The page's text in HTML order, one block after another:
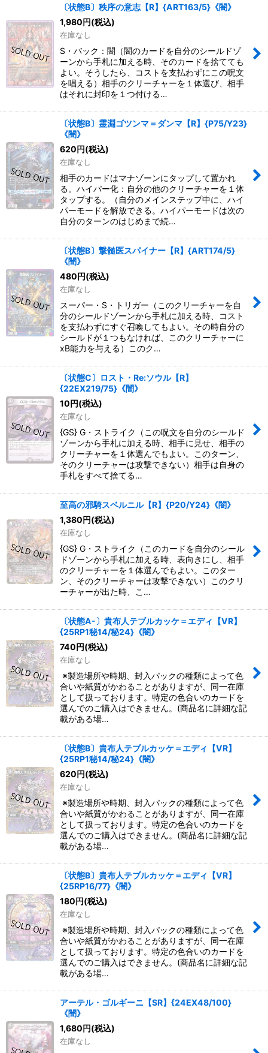
〔状態B〕秩序の意志【R】{ART163/5}《闇》
1,980 円(税込)
在庫なし
S・バック：闇（闇のカードを自分のシールドゾ
ーンから手札に加える時、そのカードを捨てても
よい。そうしたら、コストを支払わずにこの呪文
を唱える）相手のクリーチャーを１体選び、相手
はそれに封印を１つ付ける…
〔状態B〕霊淵ゴツンマ＝ダンマ【R】{P75/Y23}
《闇》
620 円(税込)
在庫なし
相手のカードはマナゾーンにタップして置かれ
る。ハイパー化：自分の他のクリーチャーを１体
タップする。（自分のメインステップ中に、ハイ
パーモードを解放できる。ハイパーモードは次の
自分のターンのはじめまで続…
〔状態B〕撃髄医スパイナー【R】{ART174/5}
《闇》
480 円(税込)
在庫なし
スーパー・S・トリガー（このクリーチャーを自
分のシールドゾーンから手札に加える時、コスト
を支払わずにすぐ召喚してもよい。その時自分の
シールドが１つもなければ、このクリーチャーに
xB能力を与える）このク…
〔状態C〕ロスト・Re:ソウル【R】
{22EX219/75}《闇》
10 円(税込)
在庫なし
{GS} G・ストライク（この呪文を自分のシールド
ゾーンから手札に加える時、相手に見せ、相手の
クリーチャーを１体選んでもよい。このターン、
そのクリーチャーは攻撃できない）相手は自身の
手札をすべて捨てる…
至高の邪騎スベルニル【R】{P20/Y24}《闇》
1,380 円(税込)
在庫なし
{GS} G・ストライク（このカードを自分のシール
ドゾーンから手札に加える時、表向きにし、相手
のクリーチャーを１体選んでもよい。このター
ン、そのクリーチャーは攻撃できない）このクリ
ーチャーが出た時、こ…
〔状態A-〕貴布人テブルカッケ＝エディ【VR】
{25RP1秘14/秘24}《闇》
740 円(税込)
在庫なし
※製造場所や時期、封入パックの種類によって色
合いや紙質がかわることがありますが、同一在庫
として扱っております。特定の色合いのカードを
選んでのご購入はできません。(商品名に詳細な記
載がある場…
〔状態B〕貴布人テブルカッケ＝エディ【VR】
{25RP1秘14/秘24}《闇》
620 円(税込)
在庫なし
※製造場所や時期、封入パックの種類によって色
合いや紙質がかわることがありますが、同一在庫
として扱っております。特定の色合いのカードを
選んでのご購入はできません。(商品名に詳細な記
載がある場…
〔状態B〕貴布人テブルカッケ＝エディ【VR】
{25RP16/77}《闇》
180 円(税込)
在庫なし
※製造場所や時期、封入パックの種類によって色
合いや紙質がかわることがありますが、同一在庫
として扱っております。特定の色合いのカードを
選んでのご購入はできません。(商品名に詳細な記
載がある場…
アーテル・ゴルギーニ【SR】{24EX48/100}
《闇》
1,680 円(税込)
在庫なし